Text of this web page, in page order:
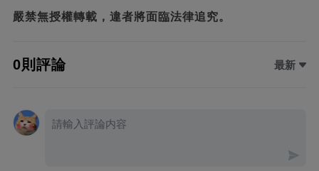
嚴禁無授權轉載，違者將面臨法律追究。
0則評論 最新